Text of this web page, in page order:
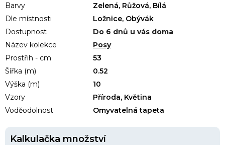
Barvy
Zelená, Růžová, Bílá
Dle místnosti
Ložnice, Obývák
Dostupnost
Do 6 dnů u vás doma
Název kolekce
Posy
Prostřih - cm
53
Šířka (m)
0.52
Výška (m)
10
Vzory
Příroda, Květina
Voděodolnost
Omyvatelná tapeta
Kalkulačka množství